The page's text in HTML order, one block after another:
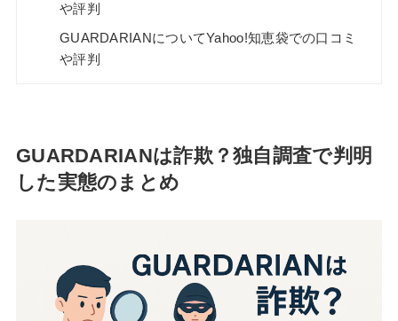
や評判
GUARDARIANについてYahoo!知恵袋での口コミ
や評判
GUARDARIANは詐欺？独自調査で判明
した実態のまとめ